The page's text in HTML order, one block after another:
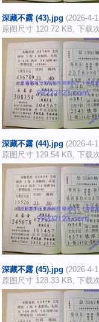
深藏不露 (43).jpg (2026-4-
原图尺寸 120.72 KB, 下载
深藏不露 (44).jpg (2026-4-
原图尺寸 129.54 KB, 下载
深藏不露 (45).jpg (2026-4-
原图尺寸 128.33 KB, 下载